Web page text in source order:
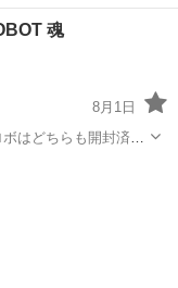
紀。 日本以上に熱狂
れたのが『ボルテスV
デル SMP
魂
8月1日
はどちらも開封済み